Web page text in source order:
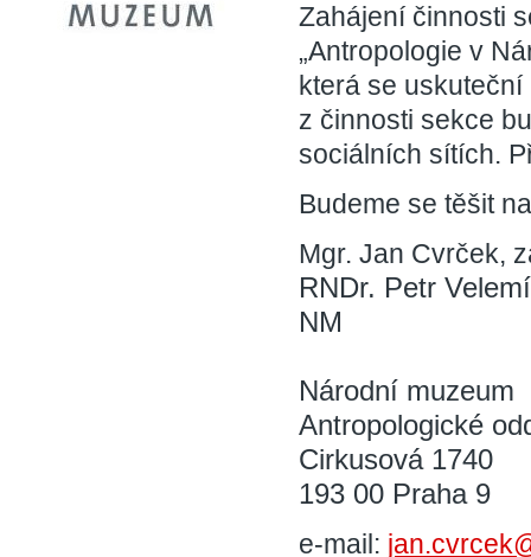
Zahájení činnosti
„Antropologie v
která se
z činnosti sekce
sociálních sítích.
Budeme se těšit
Mgr. Jan Cvrček,
RNDr. Petr
NM
Národní muzeum
Antropologické
Cirkusová 1740
193 00 Praha 9
e-mail: